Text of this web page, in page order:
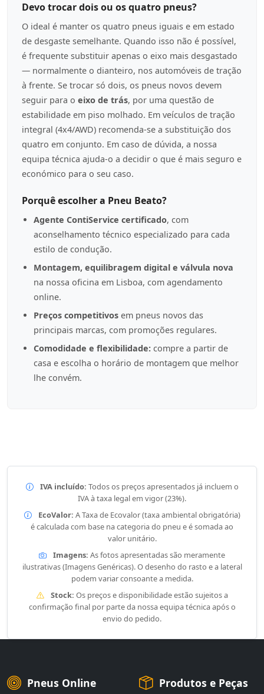
Devo trocar dois ou os quatro pneus?
O ideal é manter os quatro pneus iguais e em estado
de desgaste semelhante. Quando isso não é possível,
é frequente substituir apenas o eixo mais desgastado
— normalmente o dianteiro, nos automóveis de tração
à frente. Se trocar só dois, os pneus novos devem
seguir para o eixo de trás, por uma questão de
estabilidade em piso molhado. Em veículos de tração
integral (4x4/AWD) recomenda-se a substituição dos
quatro em conjunto. Em caso de dúvida, a nossa
equipa técnica ajuda-o a decidir o que é mais seguro e
económico para o seu caso.
Porquê escolher a Pneu Beato?
Agente ContiService certificado, com
aconselhamento técnico especializado para cada
estilo de condução.
Montagem, equilibragem digital e válvula nova
na nossa oficina em Lisboa, com agendamento
online.
Preços competitivos em pneus novos das
principais marcas, com promoções regulares.
Comodidade e flexibilidade: compre a partir de
casa e escolha o horário de montagem que melhor
lhe convém.
IVA incluído: Todos os preços apresentados já incluem o
IVA à taxa legal em vigor (23%).
EcoValor: A Taxa de Ecovalor (taxa ambiental obrigatória)
é calculada com base na categoria do pneu e é somada ao
valor unitário.
Imagens: As fotos apresentadas são meramente
ilustrativas (Imagens Genéricas). O desenho do rasto e a lateral
podem variar consoante a medida.
Stock: Os preços e disponibilidade estão sujeitos a
confirmação final por parte da nossa equipa técnica após o
envio do pedido.
Pneus Online Produtos e Peças